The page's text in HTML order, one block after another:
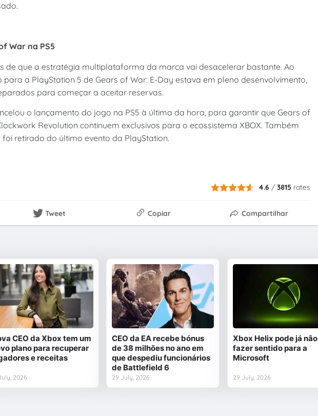
War na PS5
de que a estratégia multiplataforma da marca vai desacelerar bastante. Ao
a PlayStation 5 de Gears of War: E-Day estava em pleno desenvolvimento,
para começar a aceitar reservas.
o lançamento do jogo na PS5 à última da hora, para garantir que Gears of
Revolution continuem exclusivos para o ecossistema XBOX. Também
retirado do último evento da PlayStation.
4.6 /3815 rates
Tweet Copiar Compartilhar
CEO da Xbox tem um
plano para recuperar
e receitas
2026
CEO da EA recebe bónus
de 38 milhões no ano em
que despediu funcionários
de Battlefield 6
29 July, 2026
Xbox Helix pode já não
fazer sentido para a
Microsoft
29 July, 2026